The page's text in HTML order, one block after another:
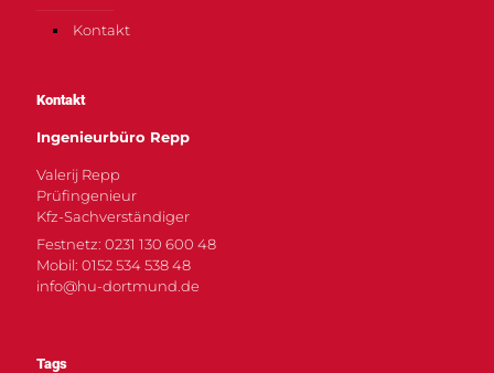
Kontakt
Kontakt
Ingenieurbüro Repp
Valerij Repp
Prüfingenieur
Kfz-Sachverständiger
Festnetz: 0231 130 600 48
Mobil: 0152 534 538 48
info@hu-dortmund.de
Tags